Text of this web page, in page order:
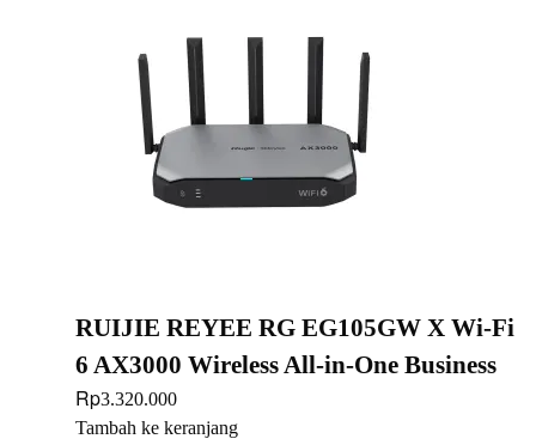
RUIJIE REYEE RG EG105GW X Wi-Fi
6 AX3000 Wireless All-in-One Business
Rp3.320.000
Tambah ke keranjang